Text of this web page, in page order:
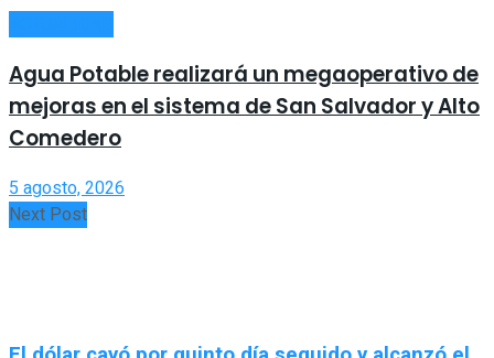
Agua Potable realizará un megaoperativo de
mejoras en el sistema de San Salvador y Alto
Comedero
5 agosto, 2026
Next Post